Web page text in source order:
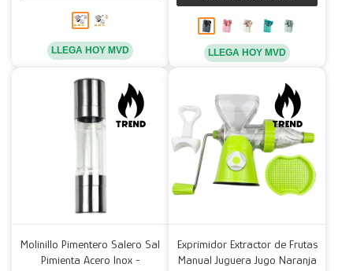
LLEGA HOY MVD LLEGA HOY MVD
Molinillo Pimentero Salero Sal
Pimienta Acero Inox -
Exprimidor Extractor de Frutas
Manual Juguera Jugo Naranja